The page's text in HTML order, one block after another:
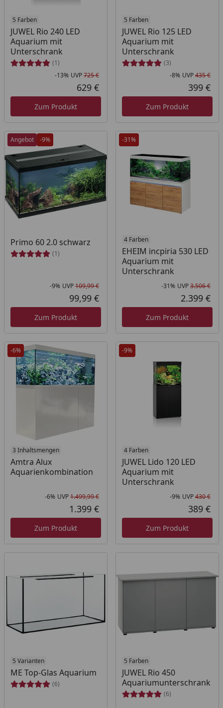
5 Farben
JUWEL Rio 240 LED
Aquarium mit
Unterschrank
(1)
Rabatt in Prozent
-13%
Ursprünglicher Preis
UVP725 €
Aktueller Preis
629 €
Zum Produkt
5 Farben
JUWEL Rio 125 LED
Aquarium mit
Unterschrank
(3)
-8% UVP435 €
399 €
Zum Produkt
Angebot -9%
Primo 60 2.0 schwarz
(1)
Rabatt in Prozent
-9%
Ursprünglicher Preis
UVP109,99 €
Aktueller Preis
99,99 €
Zum Produkt
-31%
4 Farben
EHEIM incpiria 530 LED
Aquarium mit
Unterschrank
-31% UVP3.506 €
2.399 €
Zum Produkt
-6%
3 Inhaltsmengen
Amtra Alux
Aquarienkombination
Rabatt in Prozent
-6%
Ursprünglicher Preis
UVP1.499,99 €
Aktueller Preis
1.399 €
Zum Produkt
-9%
4 Farben
JUWEL Lido 120 LED
Aquarium mit
Unterschrank
-9% UVP430 €
389 €
Zum Produkt
5 Varianten
ME Top-Glas Aquarium
(6)
5 Farben
JUWEL Rio 450
Aquariumunterschrank
(6)